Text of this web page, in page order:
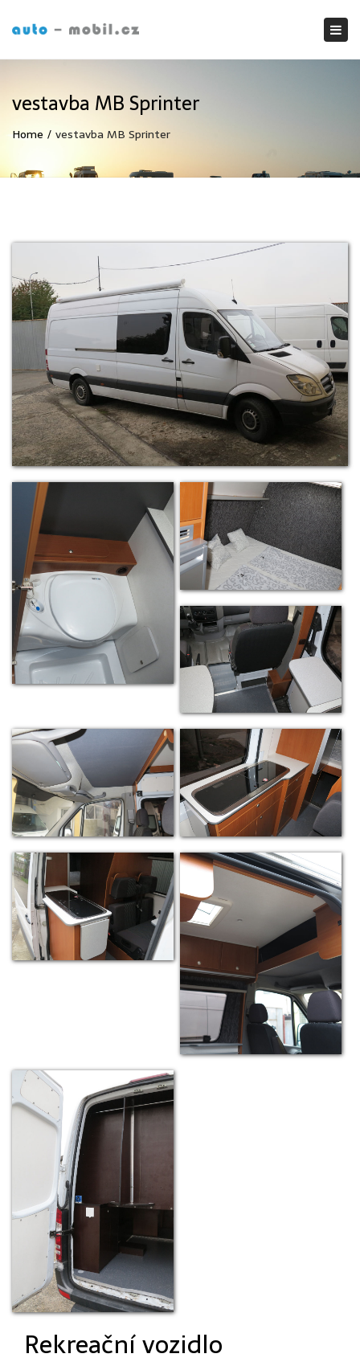
vestavba MB Sprinter
Home vestavba MB Sprinter
Rekreační vozidlo